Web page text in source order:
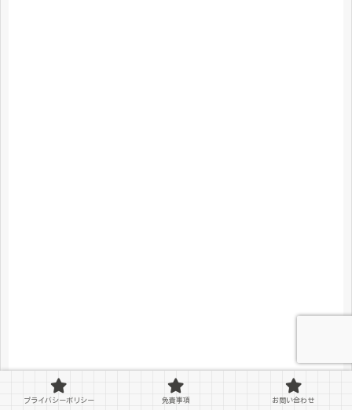
プライバシーポリシー 免責事項 お問い合わせ